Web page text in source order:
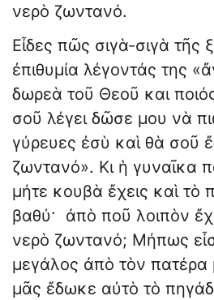
νερὸ ζωντανό.
Εἶδες πῶς σιγὰ-σιγὰ τῆς
ἐπιθυμία λέγοντάς της
δωρεὰ τοῦ Θεοῦ και
σοῦ λέγει δῶσε μου νὰ
γύρευες ἐσὺ καὶ θὰ σοῦ
ζωντανό». Κι ἡ γυναῖκα
μήτε κουβὰ ἔχεις καὶ τὸ
βαθύ· ἀπὸ ποῦ λοιπὸν
νερὸ ζωντανό; Μήπως
μεγάλος ἀπὸ τὸν
μᾶς ἔδωκε αὐτὸ τὸ